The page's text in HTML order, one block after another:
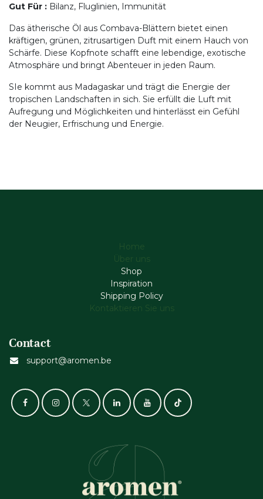
Gut Für : Bilanz, Fluglinien, Immunität
Das ätherische Öl aus Combava-Blättern bietet einen
kräftigen, grünen, zitrusartigen Duft mit einem Hauch von
Schärfe. Diese Kopfnote schafft eine lebendige, exotische
Atmosphäre und bringt Abenteuer in jeden Raum.
SIe kommt aus Madagaskar und trägt die Energie der
tropischen Landschaften in sich. Sie erfüllt die Luft mit
Aufregung und Möglichkeiten und hinterlässt ein Gefühl
der Neugier, Erfrischung und Energie.
Home
Über uns
Shop
Inspiration
Shipping Policy
Kontaktieren Sie uns
Contact
support@aromen.be